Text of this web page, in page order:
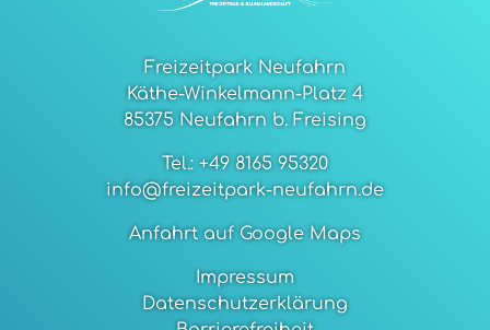
Freizeitpark Neufahrn
Käthe-Winkelmann-Platz 4
85375 Neufahrn b. Freising
Tel.: +49 8165 95320
info@freizeitpark-neufahrn.de
Anfahrt auf Google Maps
Impressum
Datenschutzerklärung